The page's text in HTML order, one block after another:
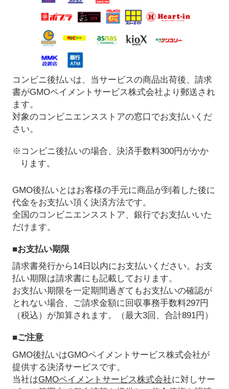
コンビニ後払いは、当サービスの商品出荷後、請求
書がGMOペイメントサービス株式会社より郵送され
ます。
対象のコンビニエンスストアの窓口でお支払いくだ
さい。
※コンビニ後払いの場合、決済手数料300円がかか
ります。
GMO後払いとはお客様の手元に商品が到着した後に
代金をお支払い頂く決済方法です。
全国のコンビニエンスストア、銀行でお支払いいた
だけます。
■お支払い期限
請求書発行から14日以内にお支払いください。お支
払い期限は請求書にも記載しております。
お支払い期限を一定期間過ぎてもお支払いの確認が
とれない場合、ご請求金額に回収事務手数料297円
（税込）が加算されます。（最大3回、合計891円）
■ご注意
GMO後払いはGMOペイメントサービス株式会社が
提供する決済サービスです。
当社はGMOペイメントサービス株式会社に対しサー